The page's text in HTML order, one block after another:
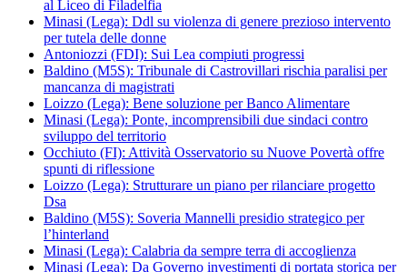
al Liceo di Filadelfia
Minasi (Lega): Ddl su violenza di genere prezioso intervento
per tutela delle donne
Antoniozzi (FDI): Sui Lea compiuti progressi
Baldino (M5S): Tribunale di Castrovillari rischia paralisi per
mancanza di magistrati
Loizzo (Lega): Bene soluzione per Banco Alimentare
Minasi (Lega): Ponte, incomprensibili due sindaci contro
sviluppo del territorio
Occhiuto (FI): Attività Osservatorio su Nuove Povertà offre
spunti di riflessione
Loizzo (Lega): Strutturare un piano per rilanciare progetto
Dsa
Baldino (M5S): Soveria Mannelli presidio strategico per
l’hinterland
Minasi (Lega): Calabria da sempre terra di accoglienza
Minasi (Lega): Da Governo investimenti di portata storica per